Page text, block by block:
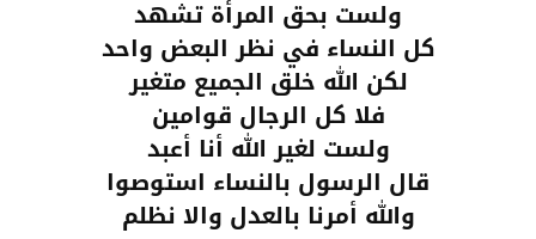
ولست بحق المرأة تشهد
كل النساء في نظر البعض واحد
لكن الله خلق الجميع متغير
فلا كل الرجال قوامين
ولست لغير الله أنا أعبد
قال الرسول بالنساء استوصوا
والله أمرنا بالعدل والا نظلم